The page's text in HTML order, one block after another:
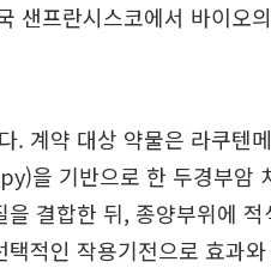
샌프란시스코에서 바이오
. 계약 대상 약물은 라쿠텐
기반으로 한 두경부암
결합한 뒤, 종양부위에
적인 작용기전으로 효과